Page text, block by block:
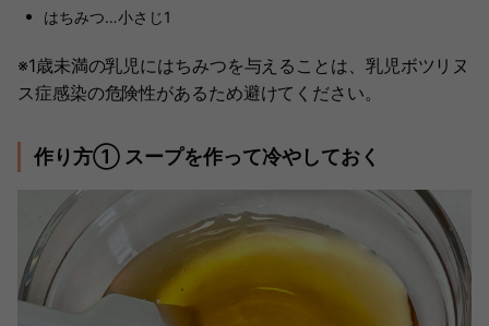
はちみつ…小さじ1
※1歳未満の乳児にはちみつを与えることは、乳児ボツリヌ
ス症感染の危険性があるため避けてください。
作り方① スープを作って冷やしておく